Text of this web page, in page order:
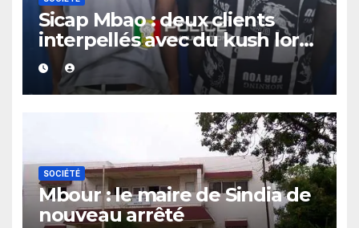
Sicap Mbao : deux clients
interpellés avec du kush lors
d’un contrôle de police dans
un bar
SOCIÉTÉ
Mbour : le maire de Sindia de
nouveau arrêté